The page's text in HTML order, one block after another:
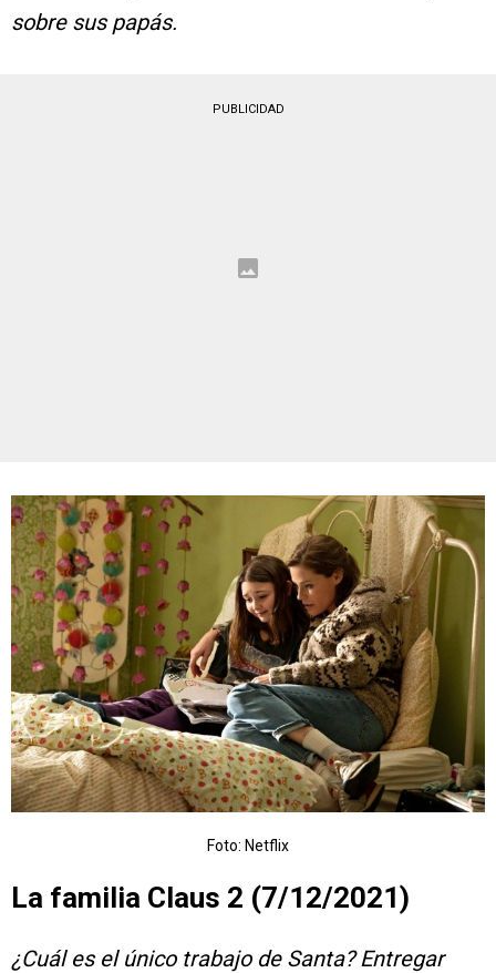
sobre sus papás.
PUBLICIDAD
Foto: Netflix
La familia Claus 2 (7/12/2021)
¿Cuál es el único trabajo de Santa? Entregar